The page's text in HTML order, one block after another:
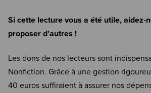
Si cette lecture vous a été utile, aidez-
proposer d'autres !
Les dons de nos lecteurs sont
Nonfiction. Grâce à une gestion
40 euros suffiraient à assurer nos